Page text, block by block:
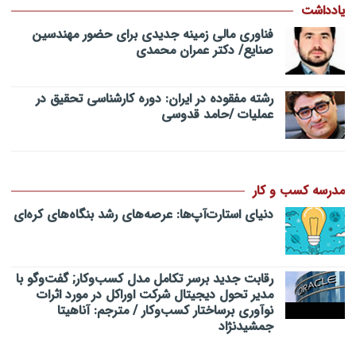
یادداشت
فناوری مالی زمینه جدیدی برای حضور مهندسین
صنایع/ دکتر عمران محمدی
رشته مفقوده در ایران: دوره کارشناسی تحقیق در
عملیات /حامد قدوسی
مدرسه کسب و کار
دنیای استارت‌آپ‌ها: عرصه‌های رشد بنگاه‌های کره‌ای‌
رقابت جدید برسر تکامل مدل کسب‌و‌کار; گفت‌وگو با
مدیر تحول دیجیتال شرکت اوراکل در مورد اثرات
نوآوری برساختار کسب‌وکار / مترجم: آناهیتا
جمشیدنژاد